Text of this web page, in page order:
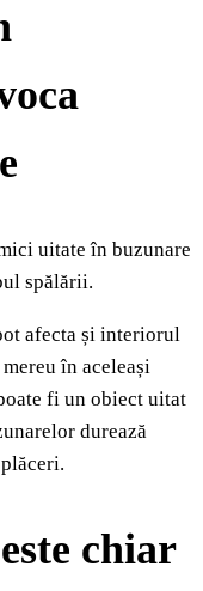
uitate în buzunare
spălării.
afecta și interiorul
în aceleași
fi un obiect uitat
durează
chiar